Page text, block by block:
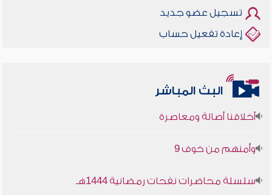
تسجيل عضو جديد
إعادة تفعيل حساب
البث المباشر
أخلاقنا أصالة ومعاصرة